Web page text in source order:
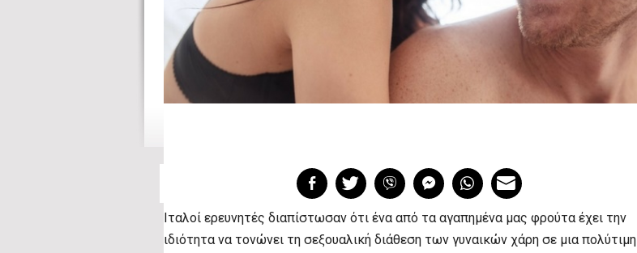
Ιταλοί ερευνητές διαπίστωσαν ότι ένα από τα αγαπημένα μας φρούτα έχει την
ιδιότητα να τονώνει τη σεξουαλική διάθεση των γυναικών χάρη σε μια πολύτιμη